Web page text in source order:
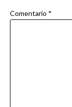
Comentario *